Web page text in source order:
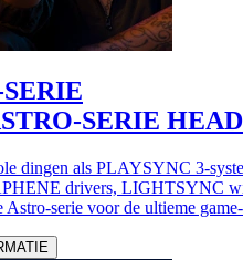
SERIE
dingen als PLAYSYNC 3-
drivers, LIGHTSYNC
Astro-serie voor de ultieme